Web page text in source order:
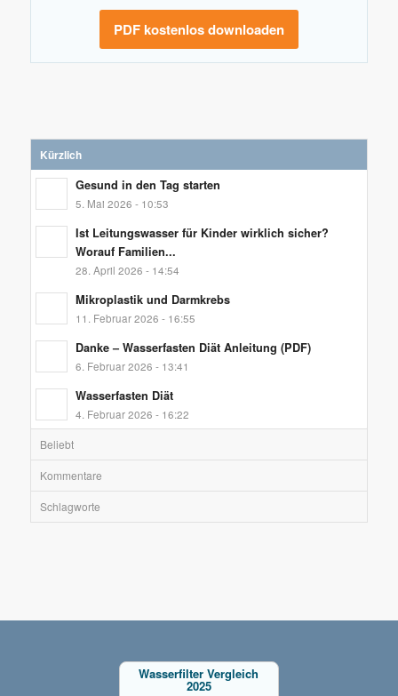
PDF kostenlos downloaden
Kürzlich
Gesund in den Tag starten
5. Mai 2026 - 10:53
Ist Leitungswasser für Kinder wirklich sicher?
Worauf Familien...
28. April 2026 - 14:54
Mikroplastik und Darmkrebs
11. Februar 2026 - 16:55
Danke – Wasserfasten Diät Anleitung (PDF)
6. Februar 2026 - 13:41
Wasserfasten Diät
4. Februar 2026 - 16:22
Beliebt
Kommentare
Schlagworte
Wasserfilter Vergleich
2025